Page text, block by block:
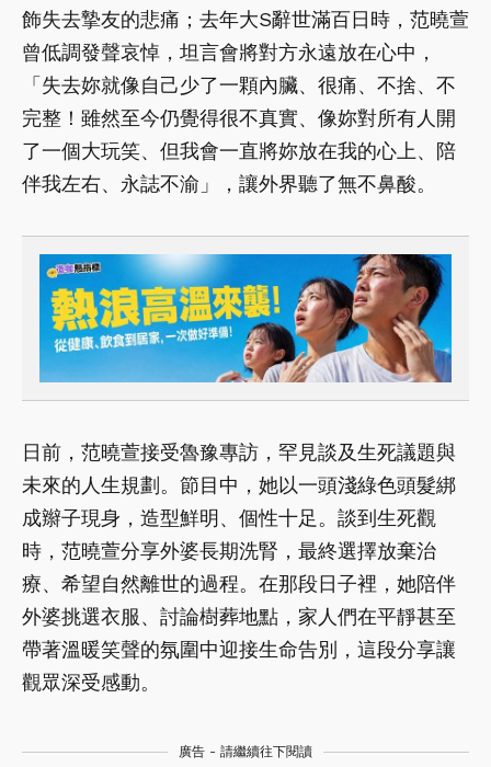
飾失去摯友的悲痛；去年大S辭世滿百日時，范曉萱
曾低調發聲哀悼，坦言會將對方永遠放在心中，
「失去妳就像自己少了一顆內臟、很痛、不捨、不
完整！雖然至今仍覺得很不真實、像妳對所有人開
了一個大玩笑、但我會一直將妳放在我的心上、陪
伴我左右、永誌不渝」，讓外界聽了無不鼻酸。
日前，范曉萱接受魯豫專訪，罕見談及生死議題與
未來的人生規劃。節目中，她以一頭淺綠色頭髮綁
成辮子現身，造型鮮明、個性十足。談到生死觀
時，范曉萱分享外婆長期洗腎，最終選擇放棄治
療、希望自然離世的過程。在那段日子裡，她陪伴
外婆挑選衣服、討論樹葬地點，家人們在平靜甚至
帶著溫暖笑聲的氛圍中迎接生命告別，這段分享讓
觀眾深受感動。
廣告 - 請繼續往下閱讀